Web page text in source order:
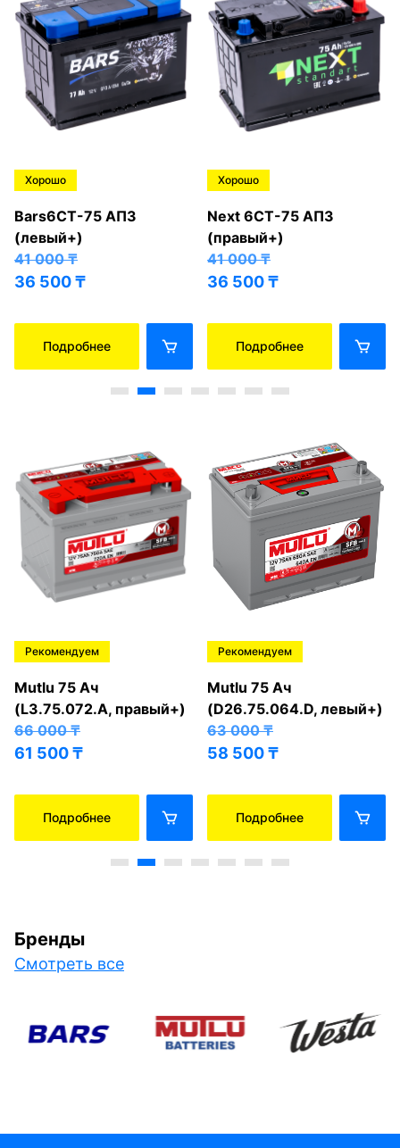
Хорошо
Bars6СТ-75 АПЗ
(левый+)
41 000₸
36 500₸
Подробнее
Хорошо
Next 6СТ-75 АПЗ
(правый+)
41 000₸
36 500₸
Подробнее
Рекомендуем
Mutlu 75 Ач
(L3.75.072.A, правый+)
66 000₸
61 500₸
Подробнее
Рекомендуем
Mutlu 75 Ач
(D26.75.064.D, левый+)
63 000₸
58 500₸
Подробнее
Бренды
Смотреть все